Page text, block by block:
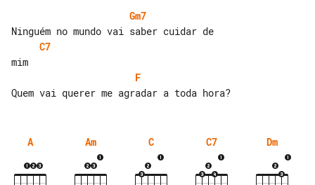
Gm7
C7
F
A Am C C7 Dm